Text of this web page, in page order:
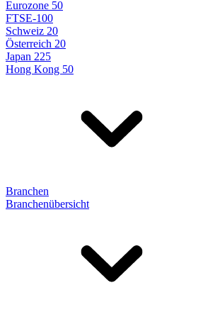
Eurozone 50
FTSE-100
Schweiz 20
Österreich 20
Japan 225
Hong Kong 50
Branchen
Branchenübersicht